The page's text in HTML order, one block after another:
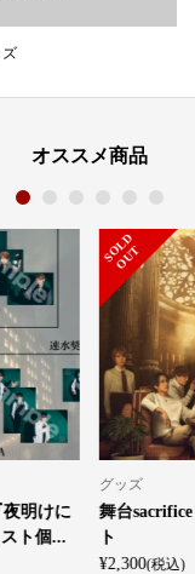
ズ
オススメ商品
明けに
ト個...
S
O
L
D
O
U
T
グッズ
舞台
ト
¥2,300(税込)
1